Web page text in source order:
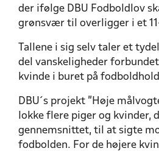
der ifølge DBU Fodboldlov
grønsvær til overligger i et
Tallene i sig selv taler et
del vanskeligheder
kvinde i buret på
DBU´s projekt ”Høje
lokke flere piger og kvinder,
gennemsnittet, til at sigte
fodbolden. For de højere